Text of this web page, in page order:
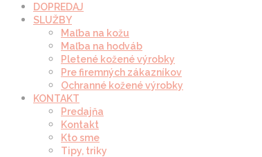
DOPREDAJ
SLUŽBY
Maľba na kožu
Maľba na hodváb
Pletené kožené výrobky
Pre firemných zákazníkov
Ochranné kožené výrobky
KONTAKT
Predajňa
Kontakt
Kto sme
Tipy, triky